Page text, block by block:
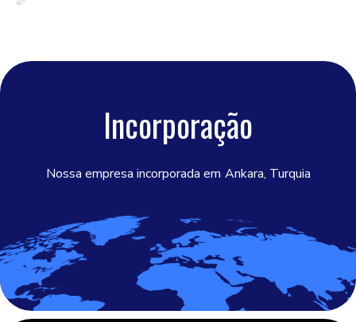
Incorporação
Nossa empresa incorporada em Ankara, Turquia